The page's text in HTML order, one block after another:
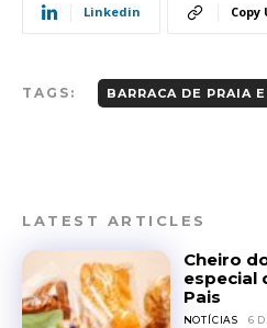
Linkedin Copy
TAGS: BARRACA DE PRAIA
LATEST ARTICLES
Cheiro
especial
Pais
NOTÍCIAS 6